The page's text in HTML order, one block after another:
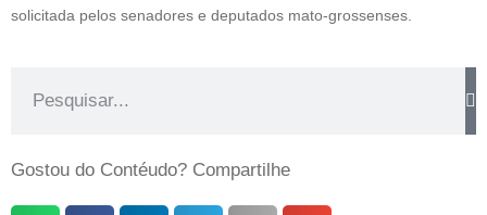
solicitada pelos senadores e deputados mato-grossenses.
Gostou do Contéudo? Compartilhe